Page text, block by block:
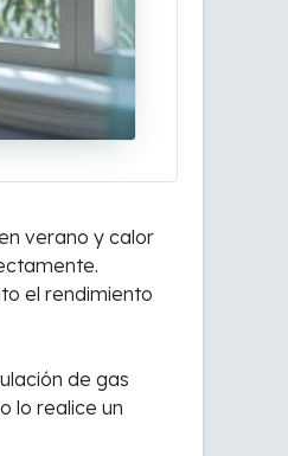
verano y calor
el rendimiento
de gas
lo realice un